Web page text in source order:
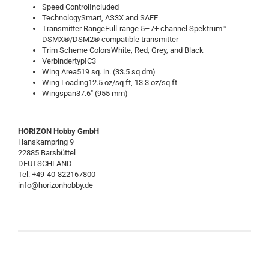
Speed ControlIncluded
TechnologySmart, AS3X and SAFE
Transmitter RangeFull-range 5–7+ channel Spektrum™
DSMX®/DSM2® compatible transmitter
Trim Scheme ColorsWhite, Red, Grey, and Black
VerbindertypIC3
Wing Area519 sq. in. (33.5 sq dm)
Wing Loading12.5 oz/sq ft, 13.3 oz/sq ft
Wingspan37.6" (955 mm)
HORIZON Hobby GmbH
Hanskampring 9
22885 Barsbüttel
DEUTSCHLAND
Tel: +49-40-822167800
info@horizonhobby.de